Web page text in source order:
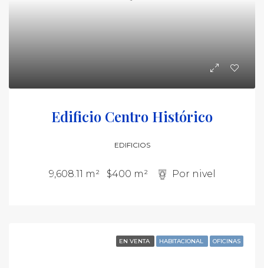
Edificio Centro Histórico
EDIFICIOS
9,608.11 m² $400 m² Por nivel
EN VENTA HABITACIONAL OFICINAS